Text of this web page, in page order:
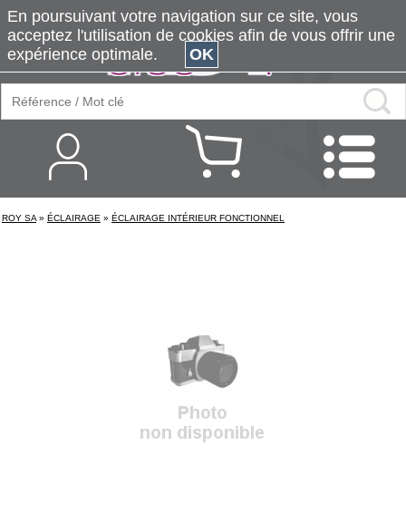
ROY SA » ÉCLAIRAGE » ÉCLAIRAGE INTÉRIEUR FONCTIONNEL
En poursuivant votre navigation sur ce site, vous
acceptez l'utilisation de cookies afin de vous offrir une
expérience optimale.
OK